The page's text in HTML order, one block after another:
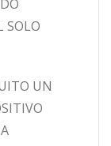
SOLO
UN